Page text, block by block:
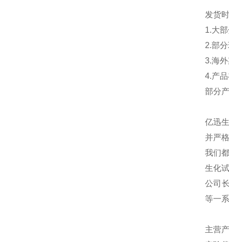
发货
1.大
2.部
3.海
4.产
部分
亿迅
并严
我们
生化
公司
等一
主营